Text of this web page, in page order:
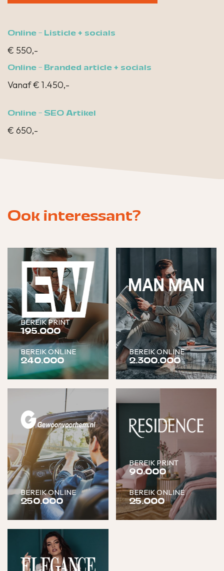
Online - Listicle + socials
€ 550,-
Online - Branded article + socials
Vanaf € 1.450,-
Online - SEO Artikel
€ 650,-
Ook interessant?
BEREIK PRINT
195.000
BEREIK ONLINE
240.000
BEREIK ONLINE
2.300.000
BEREIK ONLINE
250.000
BEREIK PRINT
90.000
BEREIK ONLINE
25.000